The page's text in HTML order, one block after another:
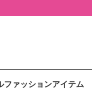
ファッションアイテム